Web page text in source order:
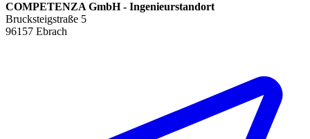
COMPETENZA GmbH - Ingenieurstandort
Brucksteigstraße 5
96157 Ebrach